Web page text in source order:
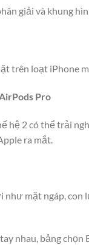
giải và khung
trên loạt iPhone
Pro
hệ 2 có thể trải
ra mắt.
mặt ngáp, con
nhau, bảng